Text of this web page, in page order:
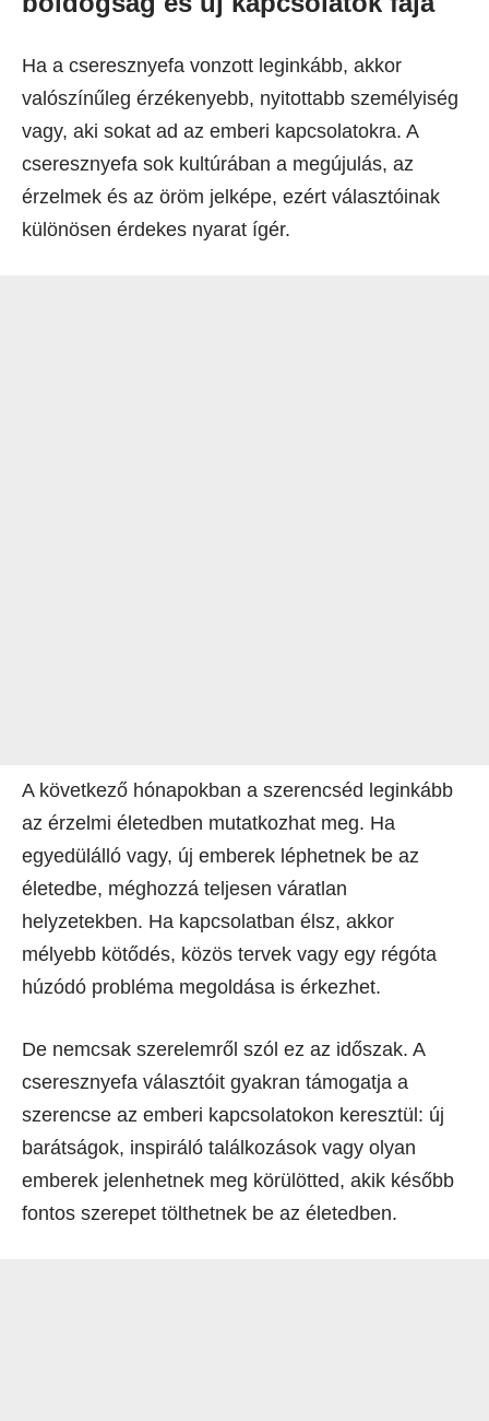
Ha a cseresznyefa vonzott leginkább, akkor
valószínűleg érzékenyebb, nyitottabb személyiség
vagy, aki sokat ad az emberi kapcsolatokra. A
cseresznyefa sok kultúrában a megújulás, az
érzelmek és az öröm jelképe, ezért választóinak
különösen érdekes nyarat ígér.
A következő hónapokban a szerencséd leginkább
az érzelmi életedben mutatkozhat meg. Ha
egyedülálló vagy, új emberek léphetnek be az
életedbe, méghozzá teljesen váratlan
helyzetekben. Ha kapcsolatban élsz, akkor
mélyebb kötődés, közös tervek vagy egy régóta
húzódó probléma megoldása is érkezhet.
De nemcsak szerelemről szól ez az időszak. A
cseresznyefa választóit gyakran támogatja a
szerencse az emberi kapcsolatokon keresztül: új
barátságok, inspiráló találkozások vagy olyan
emberek jelenhetnek meg körülötted, akik később
fontos szerepet tölthetnek be az életedben.